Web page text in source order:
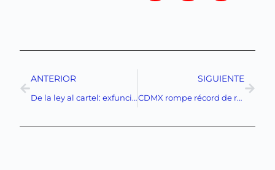
ANTERIOR
De la ley al cartel: exfuncionarios de la 4T que terminaron en redes criminales y el efecto dominó en México
SIGUIENTE
CDMX rompe récord de recaudación: De Juan Pablo de Botton presume finanzas fuertes ante el Congreso capitalino